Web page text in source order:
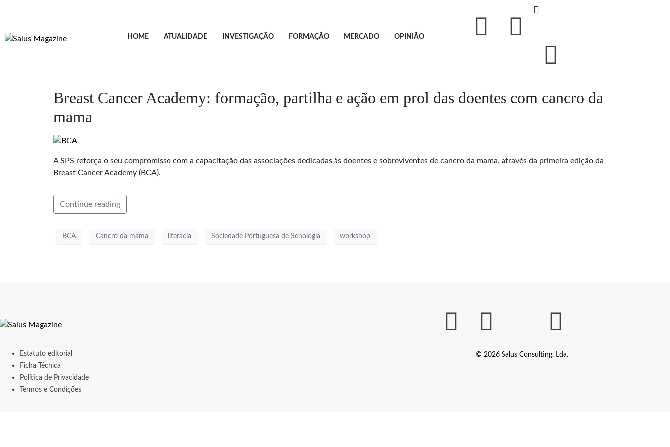
HOME ATUALIDADE INVESTIGAÇÃO FORMAÇÃO MERCADO OPINIÃO
Breast Cancer Academy: formação, partilha e ação em prol das doentes com cancro da
mama
A SPS reforça o seu compromisso com a capacitação das associações dedicadas às doentes e sobreviventes de cancro da mama, através da primeira edição da
Breast Cancer Academy (BCA).
Continue reading
BCA Cancro da mama literacia Sociedade Portuguesa de Senologia workshop
Estatuto editorial
Ficha Técnica
Política de Privacidade
Termos e Condições
© 2026 Salus Consulting, Lda.